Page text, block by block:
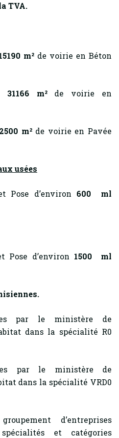
TVA.
m² de voirie en Béton
31166 m² de voirie en
2500 m² de voirie en Pavée
usées
Pose d’environ 600 ml
Pose d’environ 1500 ml
par le ministère de
dans la spécialité R0
par le ministère de
dans la spécialité VRD0
d’entreprises
et catégories